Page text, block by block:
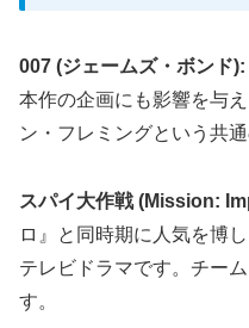
007 (ジェームズ・ボンド):
本作の企画にも影響を与
ン・フレミングという共
スパイ大作戦 (Mission:
ロ』と同時期に人気を博
テレビドラマです。チー
す。